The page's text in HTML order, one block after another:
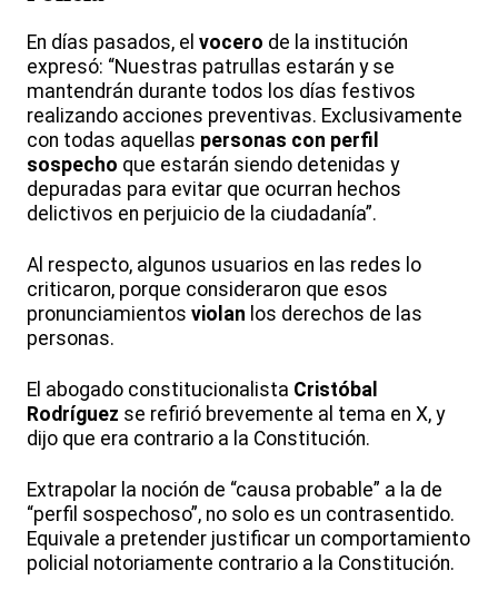
En días pasados, el vocero de la institución
expresó: “Nuestras patrullas estarán y se
mantendrán durante todos los días festivos
realizando acciones preventivas. Exclusivamente
con todas aquellas personas con perfil
sospecho que estarán siendo detenidas y
depuradas para evitar que ocurran hechos
delictivos en perjuicio de la ciudadanía”.
Al respecto, algunos usuarios en las redes lo
criticaron, porque consideraron que esos
pronunciamientos violan los derechos de las
personas.
El abogado constitucionalista Cristóbal
Rodríguez se refirió brevemente al tema en X, y
dijo que era contrario a la Constitución.
Extrapolar la noción de “causa probable” a la de
“perfil sospechoso”, no solo es un contrasentido.
Equivale a pretender justificar un comportamiento
policial notoriamente contrario a la Constitución.